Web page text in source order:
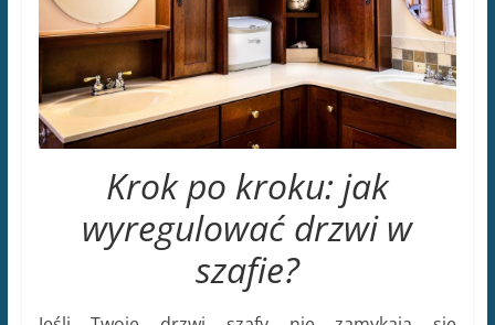
Krok po kroku: jak
wyregulować drzwi w
szafie?